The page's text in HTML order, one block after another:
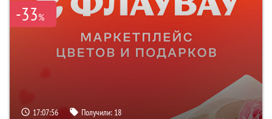
-33%
17:07:55 Получили: 18